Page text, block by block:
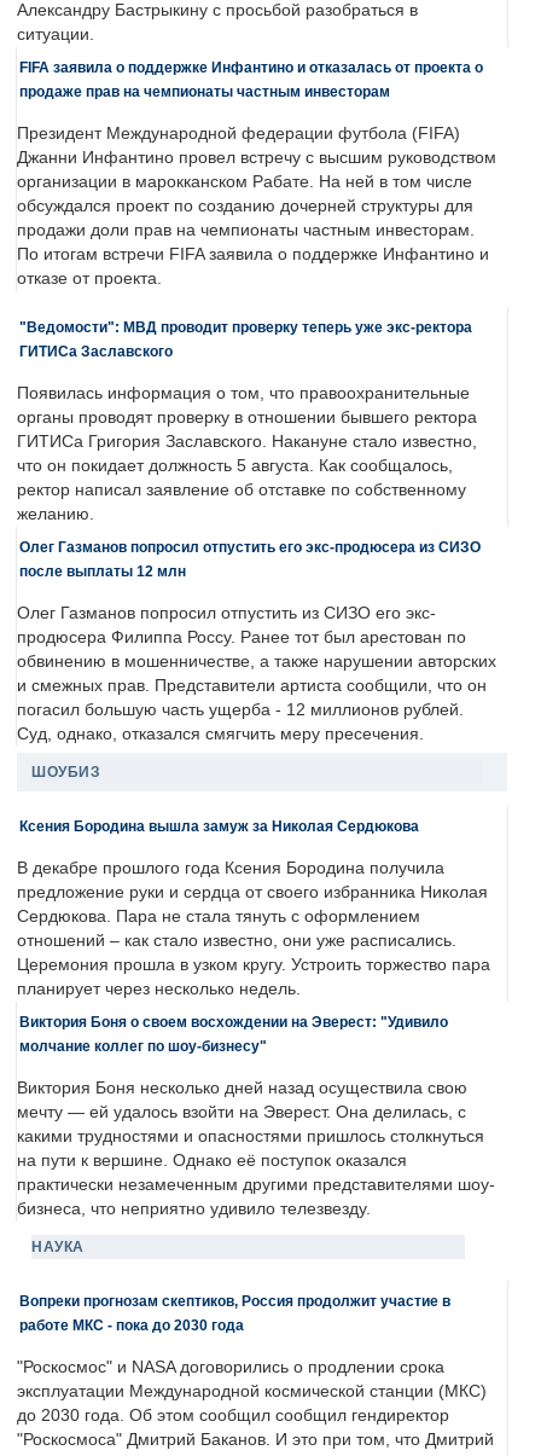
Александру Бастрыкину с просьбой разобраться в
ситуации.
FIFA заявила о поддержке Инфантино и отказалась от проекта о
продаже прав на чемпионаты частным инвесторам
Президент Международной федерации футбола (FIFA)
Джанни Инфантино провел встречу с высшим руководством
организации в марокканском Рабате. На ней в том числе
обсуждался проект по созданию дочерней структуры для
продажи доли прав на чемпионаты частным инвесторам.
По итогам встречи FIFA заявила о поддержке Инфантино и
отказе от проекта.
"Ведомости": МВД проводит проверку теперь уже экс-ректора
ГИТИСа Заславского
Появилась информация о том, что правоохранительные
органы проводят проверку в отношении бывшего ректора
ГИТИСа Григория Заславского. Накануне стало известно,
что он покидает должность 5 августа. Как сообщалось,
ректор написал заявление об отставке по собственному
желанию.
Олег Газманов попросил отпустить его экс-продюсера из СИЗО
после выплаты 12 млн
Олег Газманов попросил отпустить из СИЗО его экс-
продюсера Филиппа Россу. Ранее тот был арестован по
обвинению в мошенничестве, а также нарушении авторских
и смежных прав. Представители артиста сообщили, что он
погасил большую часть ущерба - 12 миллионов рублей.
Суд, однако, отказался смягчить меру пресечения.
ШОУБИЗ
Ксения Бородина вышла замуж за Николая Сердюкова
В декабре прошлого года Ксения Бородина получила
предложение руки и сердца от своего избранника Николая
Сердюкова. Пара не стала тянуть с оформлением
отношений – как стало известно, они уже расписались.
Церемония прошла в узком кругу. Устроить торжество пара
планирует через несколько недель.
Виктория Боня о своем восхождении на Эверест: "Удивило
молчание коллег по шоу-бизнесу"
Виктория Боня несколько дней назад осуществила свою
мечту — ей удалось взойти на Эверест. Она делилась, с
какими трудностями и опасностями пришлось столкнуться
на пути к вершине. Однако её поступок оказался
практически незамеченным другими представителями шоу-
бизнеса, что неприятно удивило телезвезду.
НАУКА
Вопреки прогнозам скептиков, Россия продолжит участие в
работе МКС - пока до 2030 года
"Роскосмос" и NASA договорились о продлении срока
эксплуатации Международной космической станции (МКС)
до 2030 года. Об этом сообщил сообщил гендиректор
"Роскосмоса" Дмитрий Баканов. И это при том, что Дмитрий